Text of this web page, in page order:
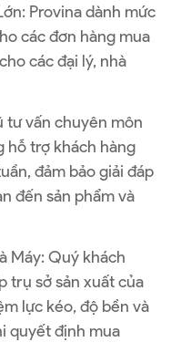
: Provina dành mức
các đơn hàng mua
các đại lý, nhà
tư vấn chuyên môn
hỗ trợ khách hàng
đảm bảo giải đáp
đến sản phẩm và
Máy: Quý khách
trụ sở sản xuất của
lực kéo, độ bền và
quyết định mua